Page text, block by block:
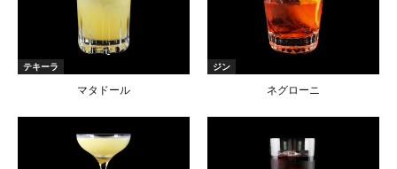
テキーラ
マタドール
ジン
ネグローニ